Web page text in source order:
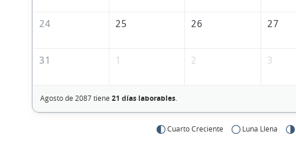
24 25 26 27
31 1 2 3
Agosto de 2087 tiene 21 días laborables.
Cuarto Creciente Luna Llena